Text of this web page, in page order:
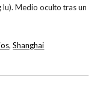
lu). Medio oculto tras un
,Shanghai